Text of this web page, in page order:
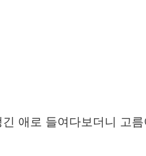
애로 들여다보더니 고름